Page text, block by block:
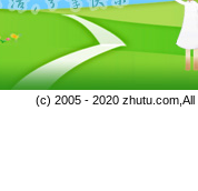
(c) 2005 - 2020